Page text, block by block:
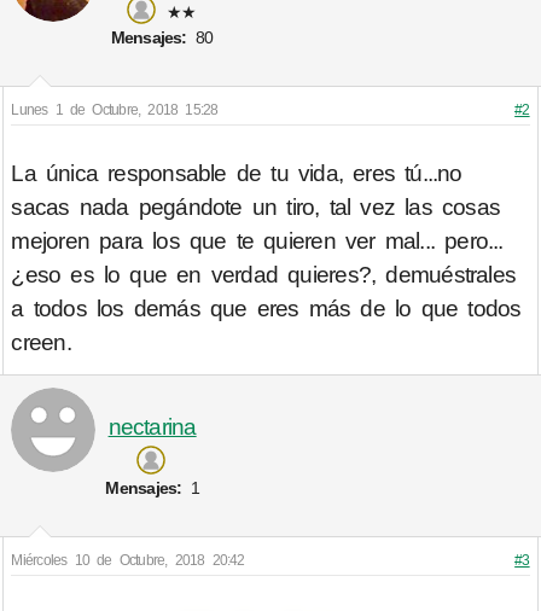
★★
Mensajes: 80
Lunes 1 de Octubre, 2018 15:28 #2
La única responsable de tu vida, eres tú...no
sacas nada pegándote un tiro, tal vez las cosas
mejoren para los que te quieren ver mal... pero...
¿eso es lo que en verdad quieres?, demuéstrales
a todos los demás que eres más de lo que todos
creen.
nectarina
Mensajes: 1
Miércoles 10 de Octubre, 2018 20:42 #3